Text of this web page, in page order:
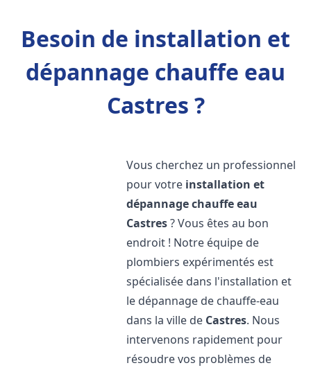
Besoin de installation et
dépannage chauffe eau
Castres ?
Vous cherchez un professionnel
pour votre installation et
dépannage chauffe eau
Castres? Vous êtes au bon
endroit ! Notre équipe de
plombiers expérimentés est
spécialisée dans l'installation et
le dépannage de chauffe-eau
dans la ville de Castres. Nous
intervenons rapidement pour
résoudre vos problèmes de